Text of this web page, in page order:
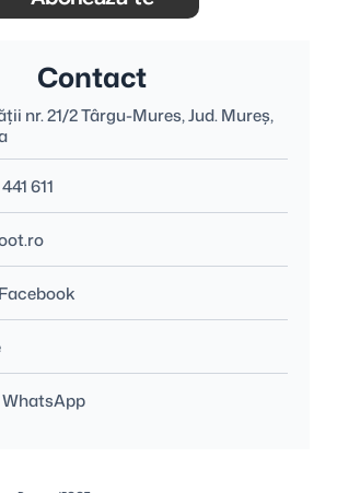
Contact
nr. 21/2 Târgu-Mures, Jud. Mureş,
611